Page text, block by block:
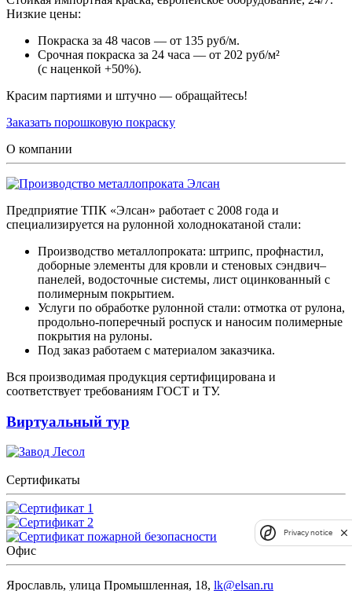
Низкие цены:
Покраска за 48 часов — от 135 руб/м.
Срочная покраска за 24 часа — от 202 руб/м²
(с наценкой +50%).
Красим партиями и штучно — обращайтесь!
Заказать порошковую покраску
О компании
Предприятие ТПК «Элсан» работает с 2008 года и
специализируется на рулонной холоднокатаной стали:
Производство металлопроката: штрипс, профнастил,
доборные элементы для кровли и стеновых сэндвич–
панелей, водосточные системы, лист оцинкованный с
полимерным покрытием.
Услуги по обработке рулонной стали: отмотка от рулона,
продольно-поперечный роспуск и наносим полимерные
покрытия на рулоны.
Под заказ работаем с материалом заказчика.
Вся производимая продукция сертифицирована и
соответствует требованиям ГОСТ и ТУ.
Виртуальный тур
Сертификаты
Офис
Ярославль, улица Промышленная, 18, lk@elsan.ru
Privacy notice